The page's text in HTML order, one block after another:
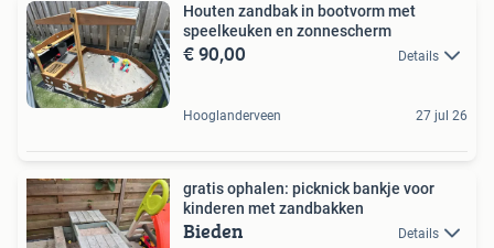
Houten zandbak in bootvorm met
speelkeuken en zonnescherm
€ 90,00 Details
Hooglanderveen 27 jul 26
gratis ophalen: picknick bankje voor
kinderen met zandbakken
Bieden Details